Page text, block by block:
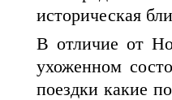
историческая
В отличие от
ухоженном
поездки какие